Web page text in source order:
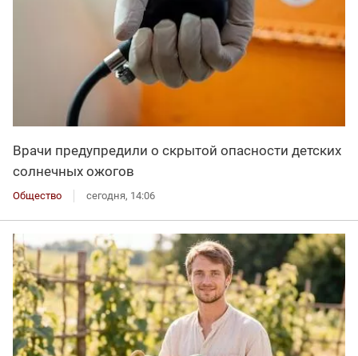
Врачи предупредили о скрытой опасности детских
солнечных ожогов
Общество сегодня, 14:06